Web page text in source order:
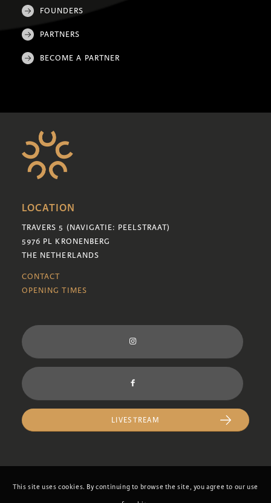
FOUNDERS
PARTNERS
BECOME A PARTNER
LOCATION
TRAVERS 5 (NAVIGATIE: PEELSTRAAT)
5976 PL KRONENBERG
THE NETHERLANDS
CONTACT
OPENING TIMES
LIVESTREAM
This site uses cookies. By continuing to browse the site, you agree to our use